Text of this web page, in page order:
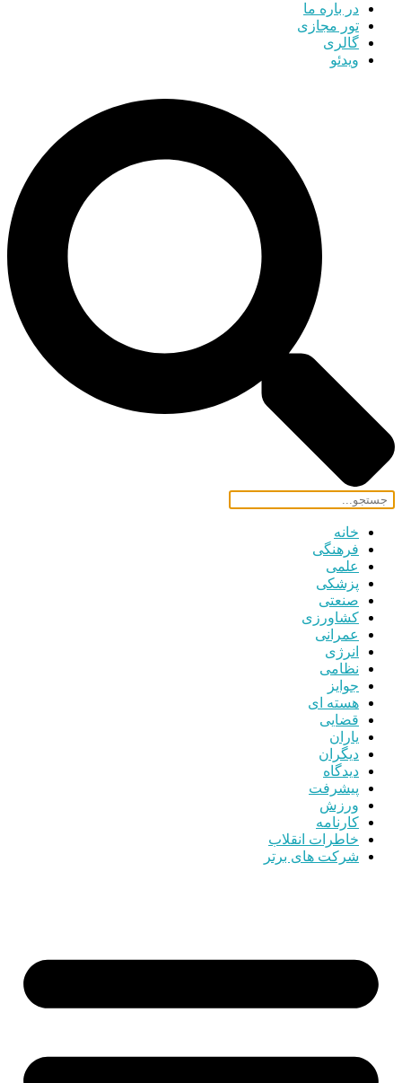
در باره ما
تور مجازی
گالری
ویدئو
خانه
فرهنگی
علمی
پزشکی
صنعتی
کشاورزی
عمرانی
انرژی
نظامی
جوایز
هسته ای
قضایی
یاران
دیگران
دیدگاه
پیشرفت
ورزش
کارنامه
خاطرات انقلاب
شرکت های برتر